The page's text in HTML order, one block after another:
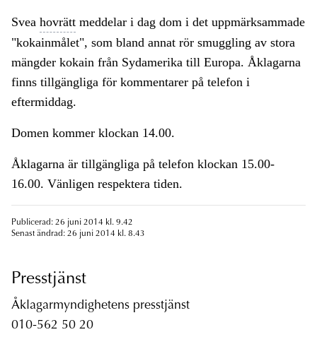
Svea hovrätt meddelar i dag dom i det uppmärksammade
"kokainmålet", som bland annat rör smuggling av stora
mängder kokain från Sydamerika till Europa. Åklagarna
finns tillgängliga för kommentarer på telefon i
eftermiddag.
Domen kommer klockan 14.00.
Åklagarna är tillgängliga på telefon klockan 15.00-
16.00. Vänligen respektera tiden.
Publicerad: 26 juni 2014 kl. 9.42
Senast ändrad: 26 juni 2014 kl. 8.43
Presstjänst
Åklagarmyndighetens presstjänst
010-562 50 20